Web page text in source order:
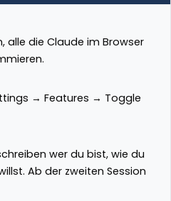
alle die Claude im Browser
→ Features → Toggle
wer du bist, wie du
Ab der zweiten Session